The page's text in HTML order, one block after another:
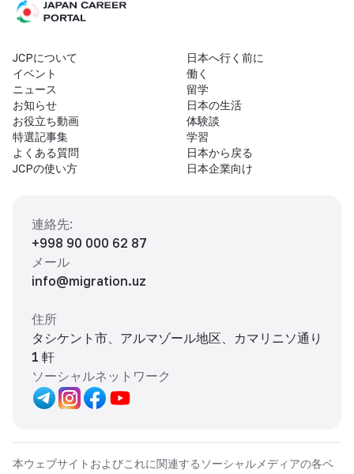
JCPについて
イベント
ニュース
お知らせ
お役立ち動画
特選記事集
よくある質問
JCPの使い方
日本へ行く前に
働く
留学
日本の生活
体験談
学習
日本から戻る
日本企業向け
連絡先:
+998 90 000 62 87
メール
info@migration.uz
住所
タシケント市、アルマゾール地区、カマリニソ通り
1 軒
ソーシャルネットワーク
本ウェブサイトおよびこれに関連するソーシャルメディアの各ペ